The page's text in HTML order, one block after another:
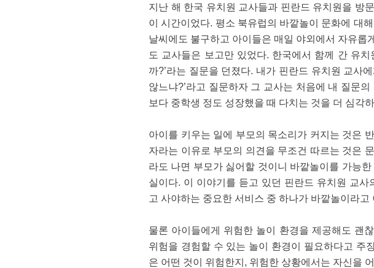
지난 해 한국 유치원 교사들과 핀란드 유치원을 방
이 시간이었다. 평소 북유럽의 바깥놀이 문화에 대
날씨에도 불구하고 아이들은 매일 야외에서 자유롭
도 교사들은 보고만 있었다. 한국에서 함께 간 유
까?’라는 질문을 던졌다. 내가 핀란드 유치원 교사
않느냐?’라고 질문하자 그 교사는 처음에 내 질문
보다 중학생 정도 성장했을 때 다치는 것을 더 심각
아이를 키우는 일에 부모의 목소리가 커지는 것은
자라는 이유로 부모의 의견을 무조건 따르는 것은
라도 나면 부모가 싫어할 것이니 바깥놀이를 가능
실이다. 이 이야기를 듣고 있던 핀란드 유치원 교
고 사야하는 중요한 서비스 중 하나가 바깥놀이라고
물론 아이들에게 위험한 놀이 환경을 제공해도 괜
위험을 경험할 수 있는 놀이 환경이 필요하다고 주
은 어떤 것이 위험한지, 위험한 상황에서는 자신을